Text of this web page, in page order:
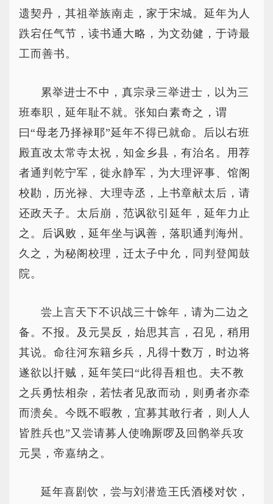
遗契丹，其祖举族南走，家于宋城。延年为人
跌宕任气节，读书通大略，为文劲健，于诗最
工而善书。
累举进士不中，真宗录三举进士，以为三
班奉职，延年耻不就。张知白素奇之，谓
曰“母老乃择禄耶”延年不得已就命。后以右班
殿直改太常寺太祝，知金乡县，有治名。用荐
者通判乾宁军，徙永静军，为大理评事、馆阁
校勘，历光禄、大理寺丞，上书章献太后，请
还政天子。太后崩，范讽欲引延年，延年力止
之。后讽败，延年坐与讽善，落职通判海州。
久之，为秘阁校理，迁太子中允，同判登闻鼓
院。
尝上言天下不识战三十馀年，请为二边之
备。不报。及元昊反，始思其言，召见，稍用
其说。命往河东籍乡兵，凡得十数万，时边将
遂欲以扞贼，延年笑曰“此得吾粗也。夫不教
之兵勇怯相杂，若怯者见敌而动，则勇者亦牵
而溃矣。今既不暇教，宜募其敢行者，则人人
皆胜兵也”又尝请募人使唃厮啰及回鹘举兵攻
元昊，帝嘉纳之。
延年喜剧饮，尝与刘潜造王氏酒楼对饮，